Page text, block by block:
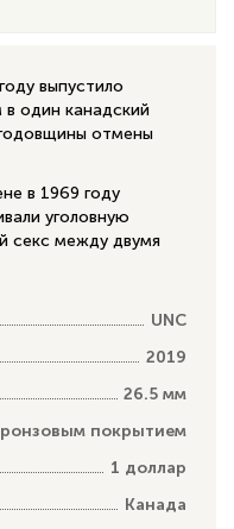
выпустило
один канадский
отмены
в 1969 году
уголовную
секс между двумя
UNC
2019
26.5 мм
покрытием
1 доллар
Канада